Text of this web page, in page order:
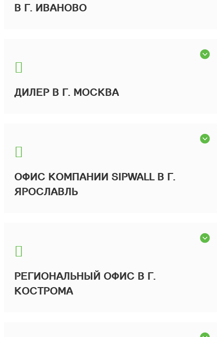
В Г. ИВАНОВО
ДИЛЕР В Г. МОСКВА
ОФИС КОМПАНИИ SIPWALL В Г.
ЯРОСЛАВЛЬ
РЕГИОНАЛЬНЫЙ ОФИС В Г.
КОСТРОМА